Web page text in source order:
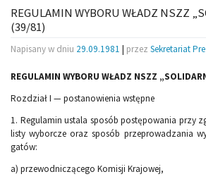
REGULAMIN WYBORU WŁADZ NSZZ
(39/81)
Napisany w dniu 29.09.1981 | przez Sekretariat
REGULAMIN WYBORU WŁADZ NSZZ
Rozdział I — postanowienia wstępne
1. Regulamin ustala sposób postępowania przy
listy wyborcze oraz sposób przeprowadzania
gatów:
a) przewodniczącego Komisji Krajowej,